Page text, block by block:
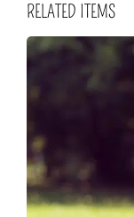
RELATED ITEMS